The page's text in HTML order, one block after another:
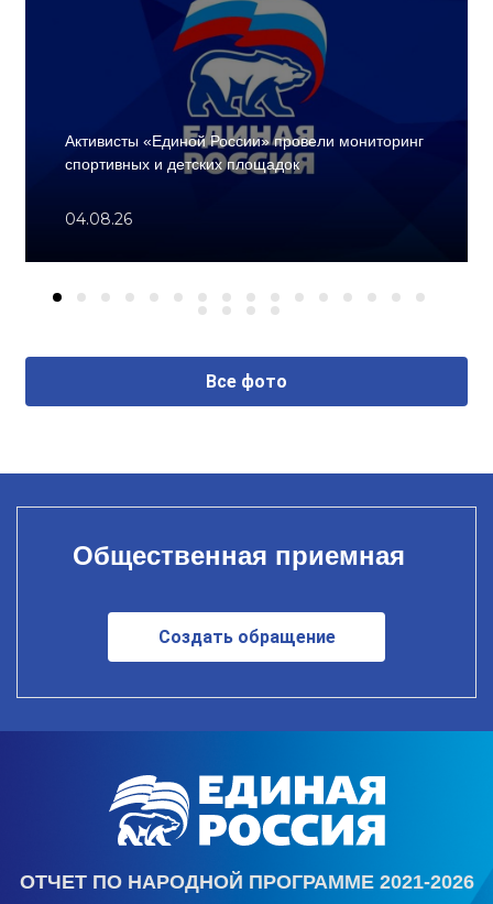
Активисты «Единой России» провели мониторинг
спортивных и детских площадок
04.08.26
Все фото
Общественная приемная
Создать обращение
ОТЧЕТ ПО НАРОДНОЙ ПРОГРАММЕ 2021-2026